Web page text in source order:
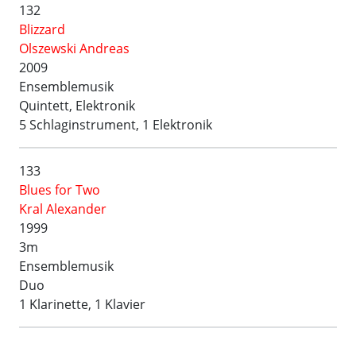
132
Blizzard
Olszewski Andreas
2009
Ensemblemusik
Quintett, Elektronik
5 Schlaginstrument, 1 Elektronik
133
Blues for Two
Kral Alexander
1999
3m
Ensemblemusik
Duo
1 Klarinette, 1 Klavier